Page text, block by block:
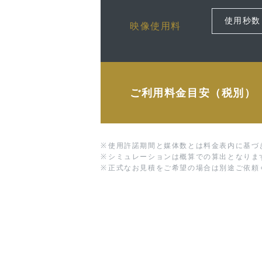
映像使用料
ご利用料金目安（税別）
※ 使用許諾期間と媒体数とは料金表内に基づ
※ シミュレーションは概算での算出となりま
※ 正式なお見積をご希望の場合は別途ご依頼